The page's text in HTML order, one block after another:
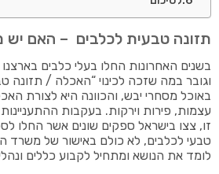
תזונה טבעית לכלבים – האם יש
בשנים האחרונות החלו בעלי כלבים בארצנו
וגובר במה שזכה לכינוי “האכלה / תזונה
באוכל מסחרי יבש, והכוונה היא לצורת
עצמות, פירות וירקות. בעקבות
זו, צצו בישראל ספקים שונים אשר החלו
טבעי לכלבים, לא כולם באישור של
לומד את הנושא ומתחיל לקבוע כללים